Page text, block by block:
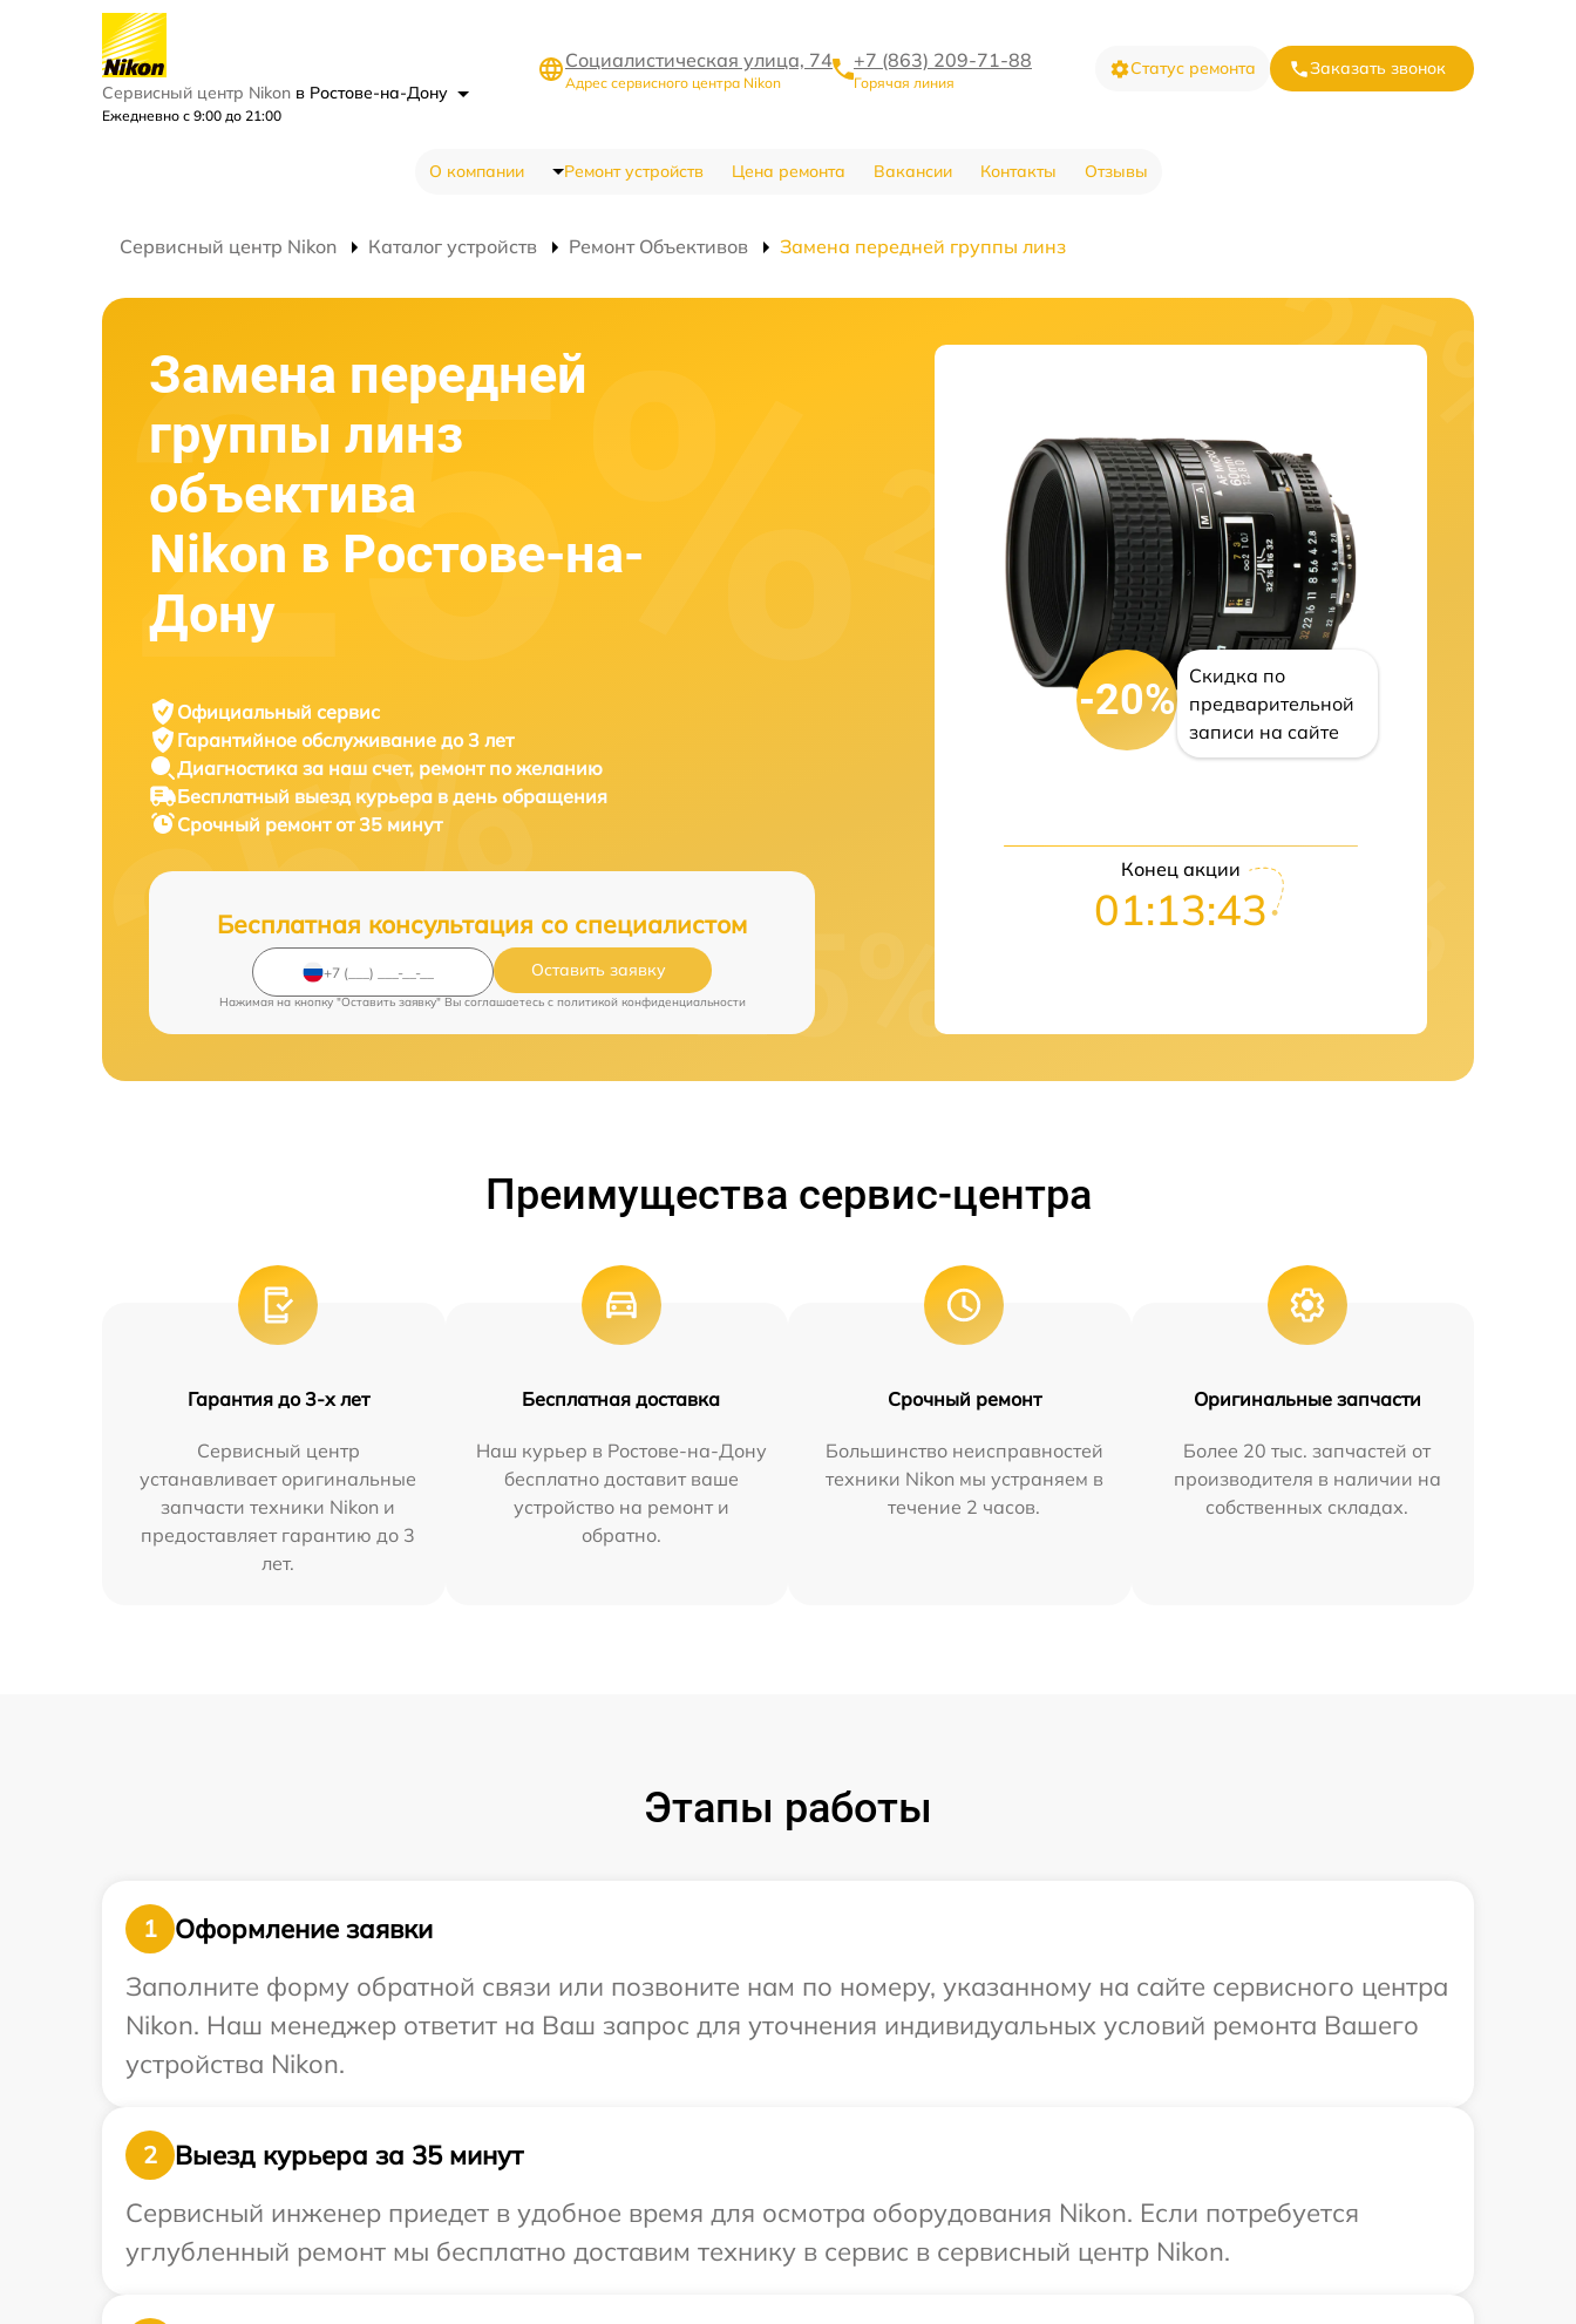
Сервисный центр Nikon в Ростове-на-Дону
Ежедневно с 9:00 до 21:00
Социалистическая улица, 74
Адрес сервисного центра Nikon
+7 (863) 209-71-88
Горячая линия
Статус ремонта Заказать звонок
О компании Ремонт устройств Цена ремонта Вакансии Контакты Отзывы
Сервисный центр Nikon Каталог устройств Ремонт Объективов Замена передней группы линз
Замена передней
группы линз
объектива
Nikon в Ростове-на-
Дону
Официальный сервис
Гарантийное обслуживание до 3 лет
Диагностика за наш счет, ремонт по желанию
Бесплатный выезд курьера в день обращения
Срочный ремонтот 35 минут
Бесплатная консультация со специалистом
Оставить заявку
Нажимая на кнопку "Оставить заявку" Вы соглашаетесь c политикой конфиденциальности
-20%
Скидка по
предварительной
записи на сайте
Конец акции
01:13:42
Преимущества сервис-центра
Гарантия до 3-х лет
Сервисный центр
устанавливает оригинальные
запчасти техники Nikon и
предоставляет гарантию до 3
лет.
Бесплатная доставка
Наш курьер в Ростове-на-Дону
бесплатно доставит ваше
устройство на ремонт и
обратно.
Срочный ремонт
Большинство неисправностей
техники Nikon мы устраняем в
течение 2 часов.
Оригинальные запчасти
Более 20 тыс. запчастей от
производителя в наличии на
собственных складах.
Этапы работы
1
Оформление заявки
Заполните форму обратной связи или позвоните нам по номеру, указанному на сайте сервисного центра
Nikon. Наш менеджер ответит на Ваш запрос для уточнения индивидуальных условий ремонта Вашего
устройства Nikon.
2
Выезд курьера за 35 минут
Сервисный инженер приедет в удобное время для осмотра оборудования Nikon. Если потребуется
углубленный ремонт мы бесплатно доставим технику в сервис в сервисный центр Nikon.